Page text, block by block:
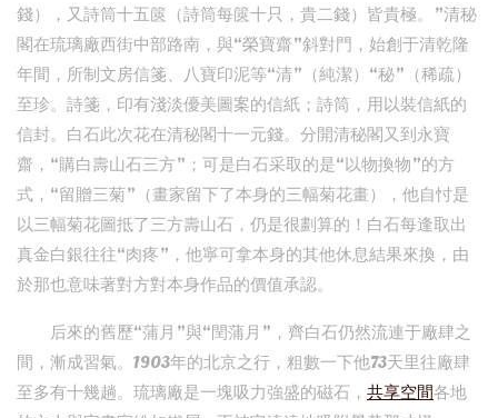
錢），又詩筒十五篋（詩筒每篋十只，貴二錢）皆貴極。”清秘
閣在琉璃廠西街中部路南，與“榮寶齋”斜對門，始創于清乾隆
年間，所制文房信箋、八寶印泥等“清”（純潔）“秘”（稀疏）
至珍。詩箋，印有淺淡優美圖案的信紙；詩筒，用以裝信紙的
信封。白石此次花在清秘閣十一元錢。分開清秘閣又到永寶
齋，“購白壽山石三方”；可是白石采取的是“以物換物”的方
式，“留贈三菊”（畫家留下了本身的三幅菊花畫），他自忖是
以三幅菊花圖抵了三方壽山石，仍是很劃算的！白石每逢取出
真金白銀往往“肉疼”，他寧可拿本身的其他休息結果來換，由
於那也意味著對方對本身作品的價值承認。
后來的舊歷“蒲月”與“閏蒲月”，齊白石仍然流連于廠肆之
間，漸成習氣。1903年的北京之行，粗數一下他73天里往廠肆
至多有十幾趟。琉璃廠是一塊吸力強盛的磁石， 共享空間各地